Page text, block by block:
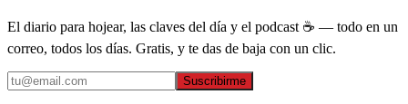
El diario para hojear, las claves del día y el podcast ☕ — todo en un
correo, todos los días. Gratis, y te das de baja con un clic.
Suscribirme